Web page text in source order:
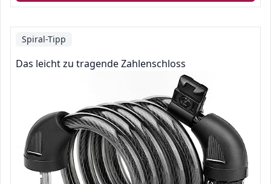
Spiral-Tipp
Das leicht zu tragende Zahlenschloss